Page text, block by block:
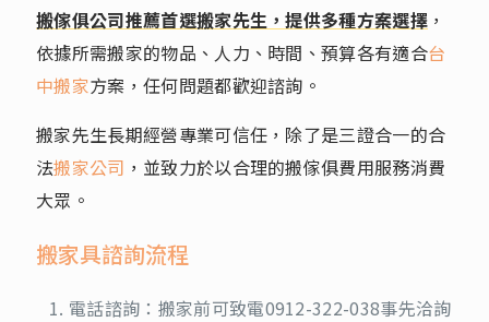
搬傢俱公司推薦首選搬家先生，提供多種方案選擇 ，
依據所需搬家的物品、人力、時間、預算各有適合台
中搬家方案，任何問題都歡迎諮詢。
搬家先生長期經營專業可信任，除了是三證合一的合
法搬家公司 ，並致力於以合理的搬傢俱費用服務消費
大眾。
搬家具諮詢流程
電話諮詢：搬家前可致電0912-322-038事先洽詢